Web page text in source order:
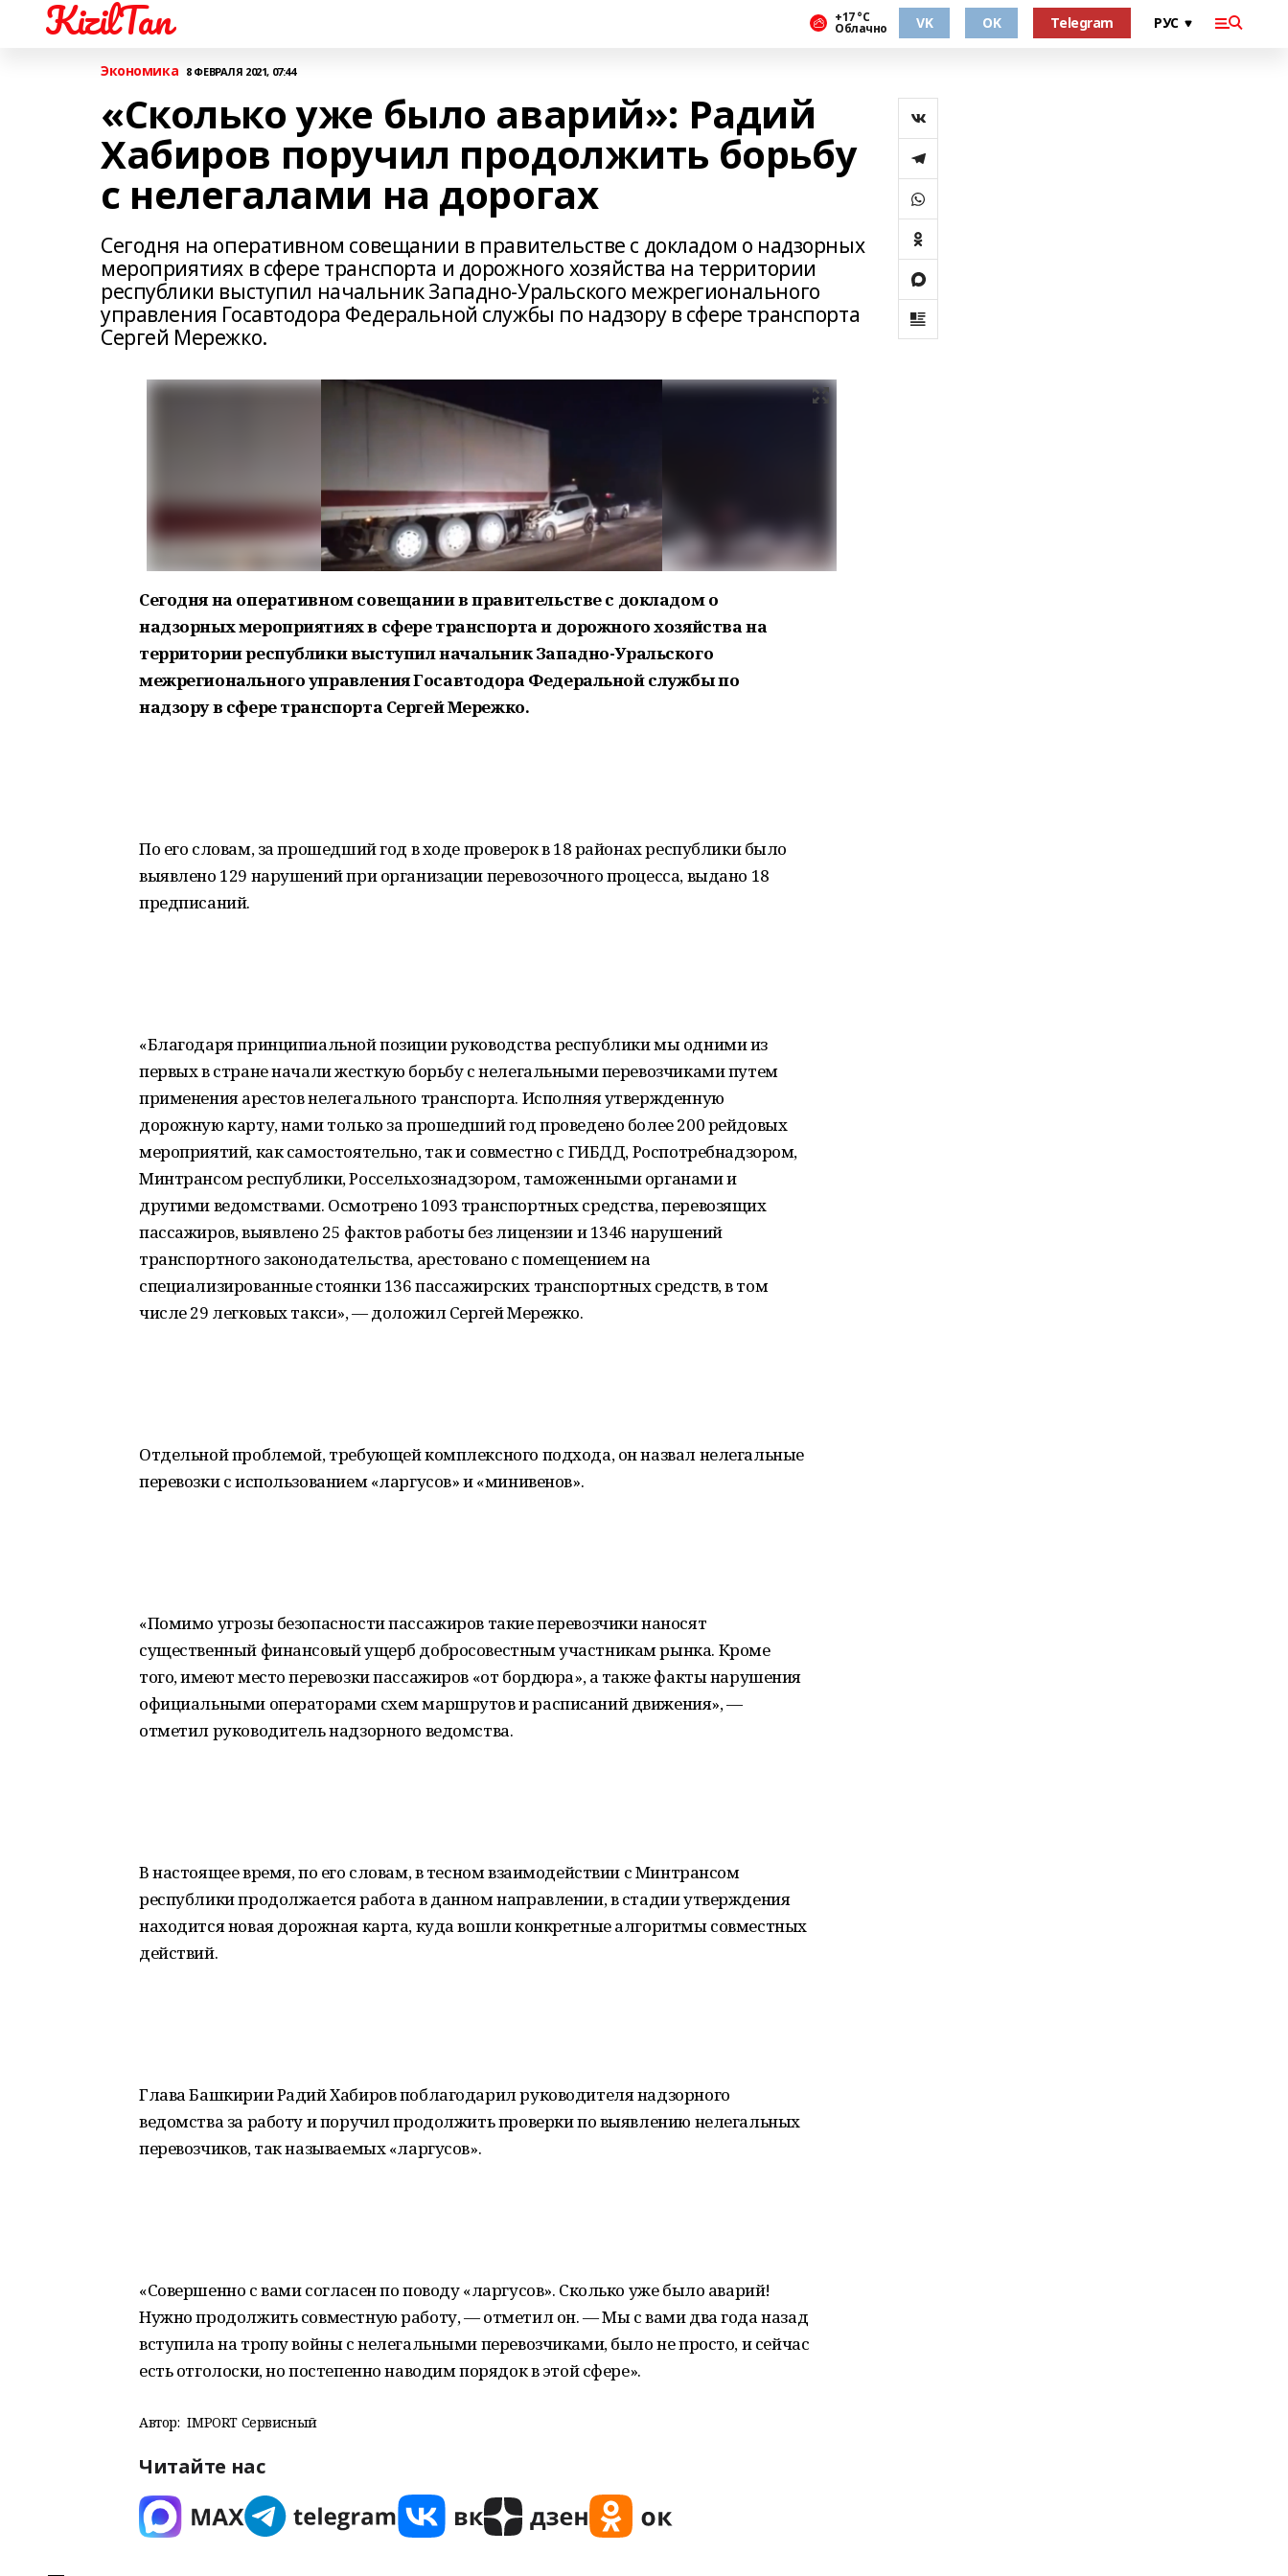
KizilTan +17 °С
Облачно VK OK Telegram
Экономика 8 ФЕВРАЛЯ 2021, 07:44
«Сколько уже было аварий»: Радий
Хабиров поручил продолжить борьбу
с нелегалами на дорогах
Сегодня на оперативном совещании в правительстве с докладом о надзорных
мероприятиях в сфере транспорта и дорожного хозяйства на территории
республики выступил начальник Западно-Уральского межрегионального
управления Госавтодора Федеральной службы по надзору в сфере транспорта
Сергей Мережко.
Сегодня на оперативном совещании в правительстве с докладом о
надзорных мероприятиях в сфере транспорта и дорожного хозяйства на
территории республики выступил начальник Западно-Уральского
межрегионального управления Госавтодора Федеральной службы по
надзору в сфере транспорта Сергей Мережко.
По его словам, за прошедший год в ходе проверок в 18 районах республики было
выявлено 129 нарушений при организации перевозочного процесса, выдано 18
предписаний.
«Благодаря принципиальной позиции руководства республики мы одними из
первых в стране начали жесткую борьбу с нелегальными перевозчиками путем
применения арестов нелегального транспорта. Исполняя утвержденную
дорожную карту, нами только за прошедший год проведено более 200 рейдовых
мероприятий, как самостоятельно, так и совместно с ГИБДД, Роспотребнадзором,
Минтрансом республики, Россельхознадзором, таможенными органами и
другими ведомствами. Осмотрено 1093 транспортных средства, перевозящих
пассажиров, выявлено 25 фактов работы без лицензии и 1346 нарушений
транспортного законодательства, арестовано с помещением на
специализированные стоянки 136 пассажирских транспортных средств, в том
числе 29 легковых такси», — доложил Сергей Мережко.
Отдельной проблемой, требующей комплексного подхода, он назвал нелегальные
перевозки с использованием «ларгусов» и «минивенов».
«Помимо угрозы безопасности пассажиров такие перевозчики наносят
существенный финансовый ущерб добросовестным участникам рынка. Кроме
того, имеют место перевозки пассажиров «от бордюра», а также факты нарушения
официальными операторами схем маршрутов и расписаний движения», —
отметил руководитель надзорного ведомства.
В настоящее время, по его словам, в тесном взаимодействии с Минтрансом
республики продолжается работа в данном направлении, в стадии утверждения
находится новая дорожная карта, куда вошли конкретные алгоритмы совместных
действий.
Глава Башкирии Радий Хабиров поблагодарил руководителя надзорного
ведомства за работу и поручил продолжить проверки по выявлению нелегальных
перевозчиков, так называемых «ларгусов».
«Совершенно с вами согласен по поводу «ларгусов». Сколько уже было аварий!
Нужно продолжить совместную работу, — отметил он. — Мы с вами два года назад
вступила на тропу войны с нелегальными перевозчиками, было не просто, и сейчас
есть отголоски, но постепенно наводим порядок в этой сфере».
Автор: IMPORT Сервисный
Читайте нас